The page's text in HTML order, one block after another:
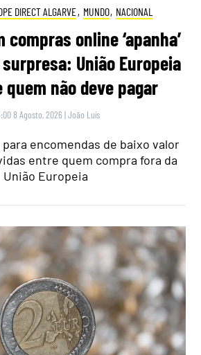
DIRECT ALGARVE, MUNDO, NACIONAL
compras online ‘apanha’
União Europeia
não deve pagar
8 Agosto, 2026 |João Luís
encomendas de baixo valor
entre quem compra fora da
União Europeia